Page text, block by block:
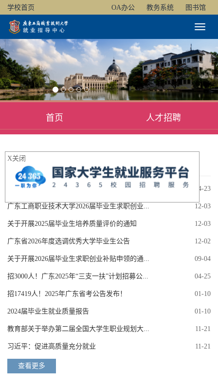
学校首页 OA办公 教务系统 图书馆
Toggle
X关闭
首页 人才招聘
通知公告
开始报名!2026年广东大学生志愿服务"百千万... 04-23
广东工商职业技术大学2026届毕业生求职创业... 12-03
关于开展2025届毕业生培养质量评价的通知 12-03
广东省2026年度选调优秀大学毕业生公告 12-02
关于开展2026届毕业生求职创业补贴申领的通... 09-04
招3000人！广东2025年“三支一扶”计划招募公... 04-25
招17419人！2025年广东省考公告发布！ 01-10
2024届毕业生就业质量报告 01-10
教育部关于举办第二届全国大学生职业规划大... 11-21
习近平：促进高质量充分就业 11-21
查看更多